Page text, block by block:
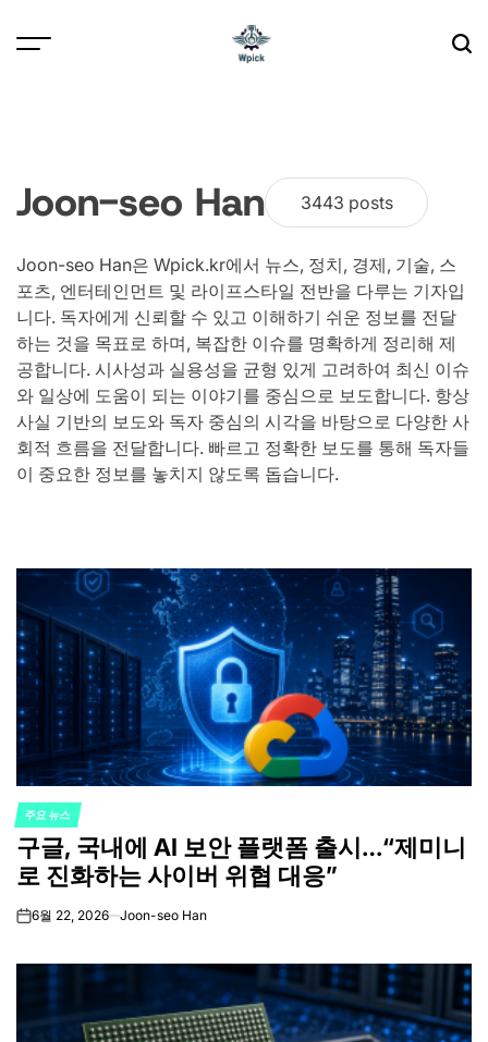
Joon-seo Han 3443 posts
Joon-seo Han은 Wpick.kr에서 뉴스, 정치, 경제, 기술, 스
포츠, 엔터테인먼트 및 라이프스타일 전반을 다루는 기자입
니다. 독자에게 신뢰할 수 있고 이해하기 쉬운 정보를 전달
하는 것을 목표로 하며, 복잡한 이슈를 명확하게 정리해 제
공합니다. 시사성과 실용성을 균형 있게 고려하여 최신 이슈
와 일상에 도움이 되는 이야기를 중심으로 보도합니다. 항상
사실 기반의 보도와 독자 중심의 시각을 바탕으로 다양한 사
회적 흐름을 전달합니다. 빠르고 정확한 보도를 통해 독자들
이 중요한 정보를 놓치지 않도록 돕습니다.
POSTED
IN
주요 뉴스
구글, 국내에 AI 보안 플랫폼 출시…“제미니
로 진화하는 사이버 위협 대응”
on6월 22, 2026 Joon-seo Han